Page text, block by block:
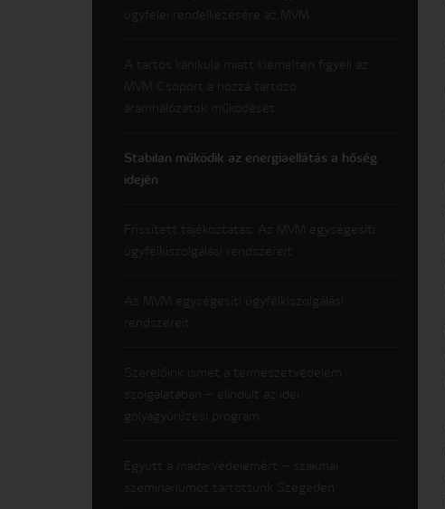
ügyfelei rendelkezésére az MVM
A tartós kánikula miatt kiemelten figyeli az
MVM Csoport a hozzá tartozó
áramhálózatok működését
Stabilan működik az energiaellátás a hőség
idején
Frissített tájékoztatás: Az MVM egységesíti
ügyfélkiszolgálási rendszereit
Az MVM egységesíti ügyfélkiszolgálási
rendszereit
Szerelőink ismét a természetvédelem
szolgálatában – elindult az idei
gólyagyűrűzési program
Együtt a madárvédelemért – szakmai
szemináriumot tartottunk Szegeden